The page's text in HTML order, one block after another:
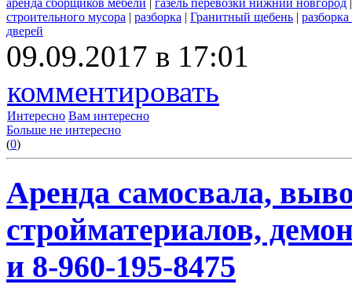
аренда сборщиков мебели газель перевозки нижний новгород
строительного мусора | разборка | Гранитный щебень |
дверей
09.09.2017 в 17:01
комментировать
Интересно Вам интересно
Больше не интересно
(0)
Аренда самосвала,
стройматериалов,
и 8-960-195-8475